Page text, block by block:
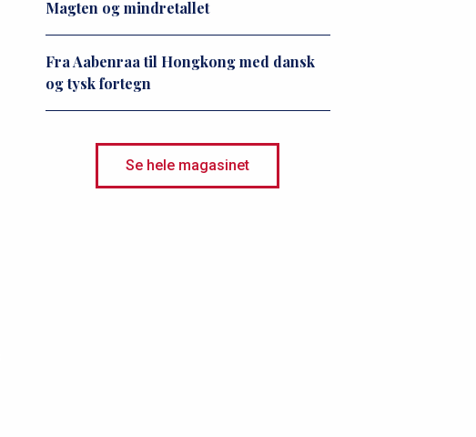
Magten og mindretallet
Fra Aabenraa til Hongkong med dansk
og tysk fortegn
Se hele magasinet